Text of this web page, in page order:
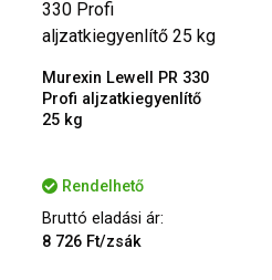
Murexin Lewell PR 330
Profi aljzatkiegyenlítő
25 kg
Rendelhető
Bruttó eladási ár:
8 726 Ft/zsák